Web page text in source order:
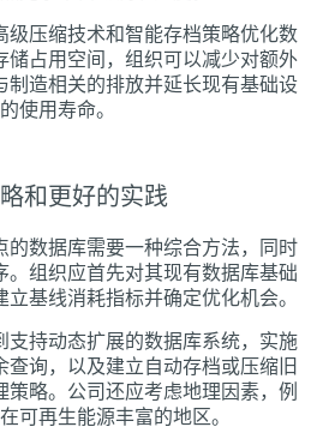
级压缩技术和智能存档策略优化数
储占用空间，组织可以减少对额外
制造相关的排放并延长现有基础设
使用寿命。
和更好的实践
的数据库需要一种综合方法，同时
组织应首先对其现有数据库基础
基线消耗指标并确定优化机会。
支持动态扩展的数据库系统，实施
询，以及建立自动存档或压缩旧
略。公司还应考虑地理因素，例
可再生能源丰富的地区。